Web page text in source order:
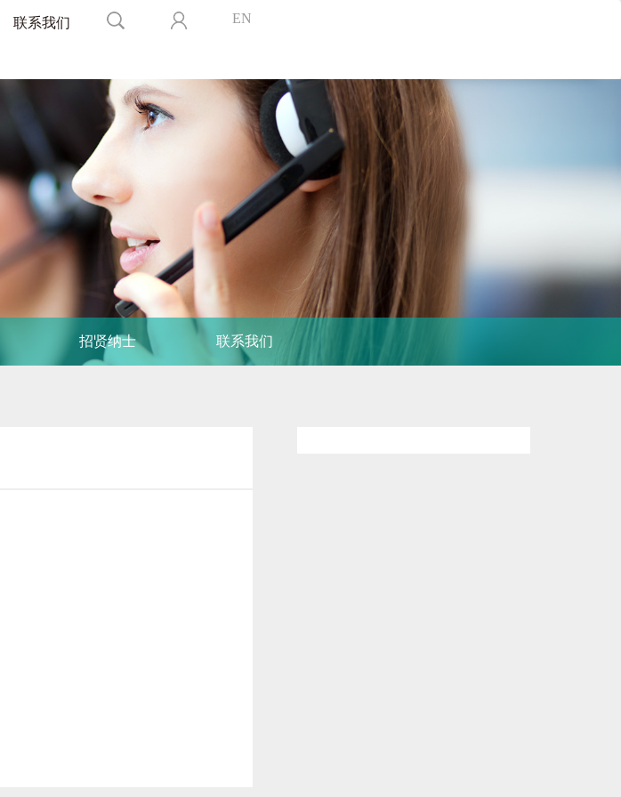
联系我们 EN
招贤纳士 联系我们